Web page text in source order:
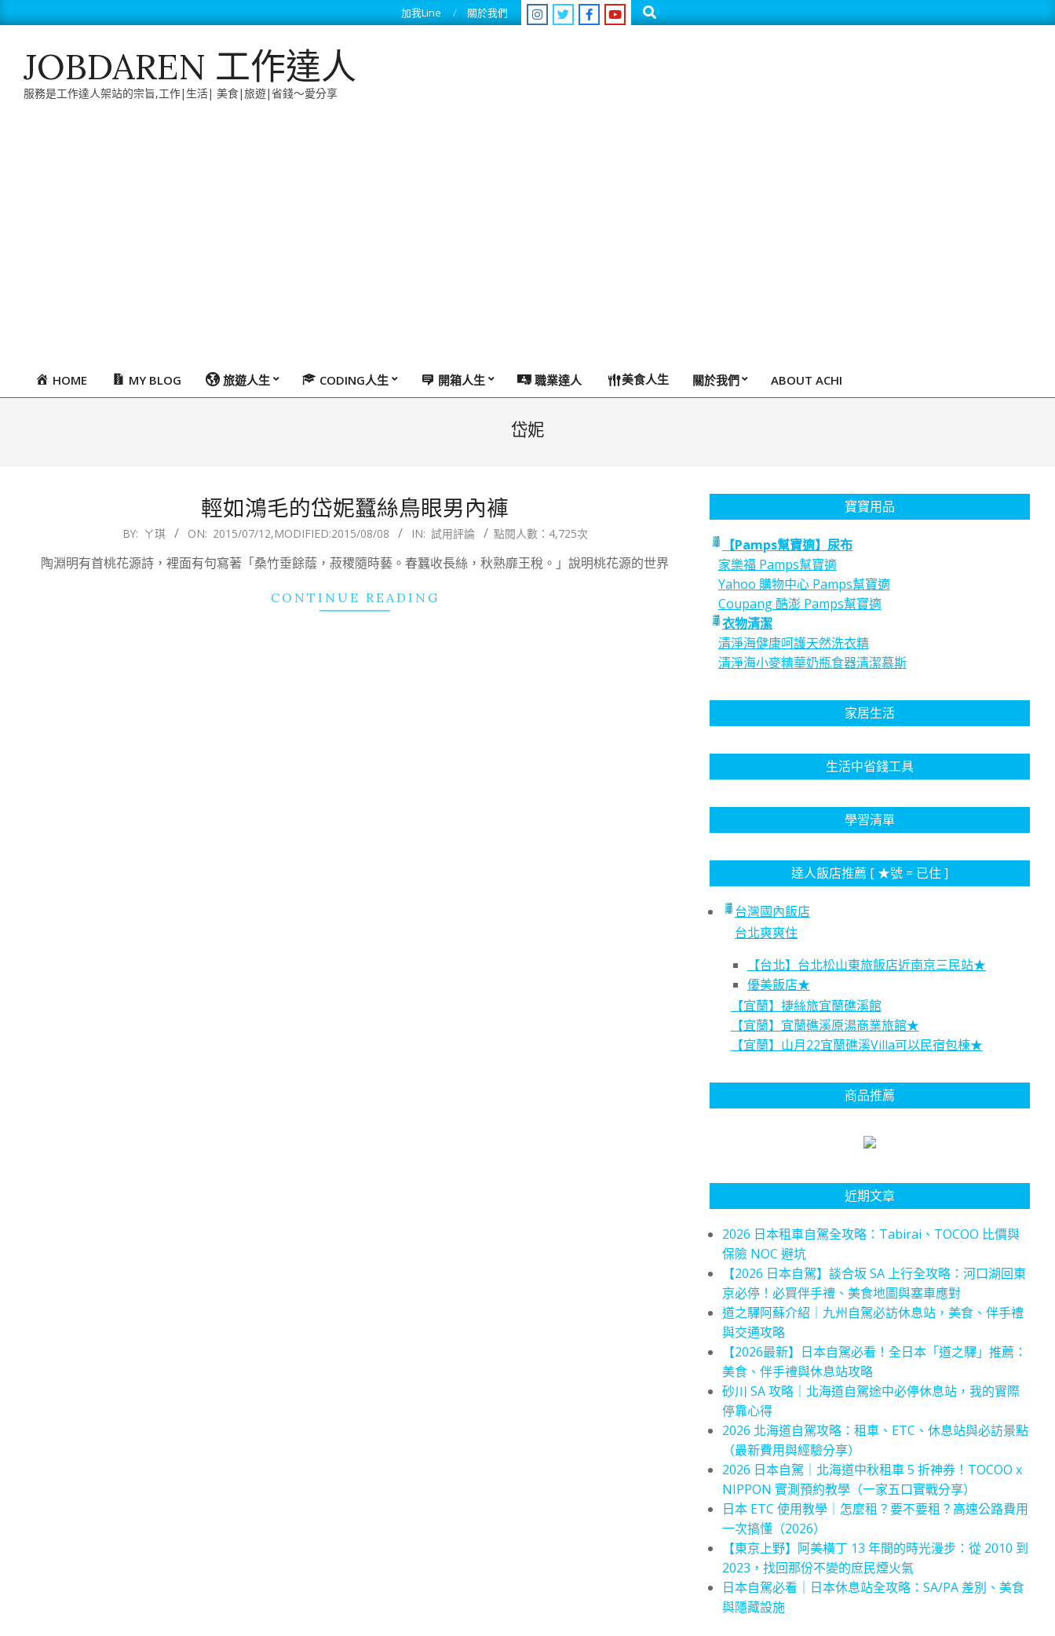
to
加我Line 關於我們 Search
JOBDAREN 工作達人
服務是工作達人架站的宗旨,工作|生活| 美食|旅遊|省錢～愛分享
PrimaryHOME MY BLOG 旅遊人生 CODING人生 開箱人生 職業達人 美食人生 關於我們 ABOUT ACHI
岱妮
輕如鴻毛的岱妮蠶絲鳥眼男內褲
12
BY: ㄚ琪 ON: 2015/07/12,MODIFIED:2015/08/08 IN: 試用評論 點閱人數：4,725次
陶淵明有首桃花源詩，裡面有句寫著「桑竹垂餘蔭，菽稷隨時藝。春蠶收長絲，秋熟靡王稅。」說明桃花源的世界
CONTINUE READING
寶寶用品
【Pamps幫寶適】尿布
家樂福 Pamps幫寶適
Yahoo 購物中心 Pamps幫寶適
Coupang 酷澎 Pamps幫寶適
衣物清潔
清淨海健康呵護天然洗衣精
清淨海小麥精華奶瓶食器清潔慕斯
家居生活
生活中省錢工具
學習清單
達人飯店推薦 [ ★號 = 已住 ]
台灣國內飯店
台北爽爽住
【台北】台北松山東旅飯店近南京三民站★
優美飯店★
【宜蘭】捷絲旅宜蘭礁溪館
【宜蘭】宜蘭礁溪原湯商業旅館★
【宜蘭】山月22宜蘭礁溪Villa可以民宿包棟★
商品推薦
近期文章
2026 日本租車自駕全攻略：Tabirai、TOCOO 比價與
保險 NOC 避坑
【2026 日本自駕】談合坂 SA 上行全攻略：河口湖回東
京必停！必買伴手禮、美食地圖與塞車應對
道之驛阿蘇介紹｜九州自駕必訪休息站，美食、伴手禮
與交通攻略
【2026最新】日本自駕必看！全日本「道之驛」推薦：
美食、伴手禮與休息站攻略
砂川 SA 攻略｜北海道自駕途中必停休息站，我的實際
停靠心得
2026 北海道自駕攻略：租車、ETC、休息站與必訪景點
（最新費用與經驗分享）
2026 日本自駕｜北海道中秋租車 5 折神券！TOCOO x
NIPPON 實測預約教學（一家五口實戰分享）
日本 ETC 使用教學｜怎麼租？要不要租？高速公路費用
一次搞懂（2026）
【東京上野】阿美橫丁 13 年間的時光漫步：從 2010 到
2023，找回那份不變的庶民煙火氣
日本自駕必看｜日本休息站全攻略：SA/PA 差別、美食
與隱藏設施